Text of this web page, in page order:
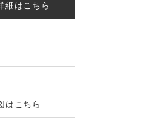
細はこちら
はこちら